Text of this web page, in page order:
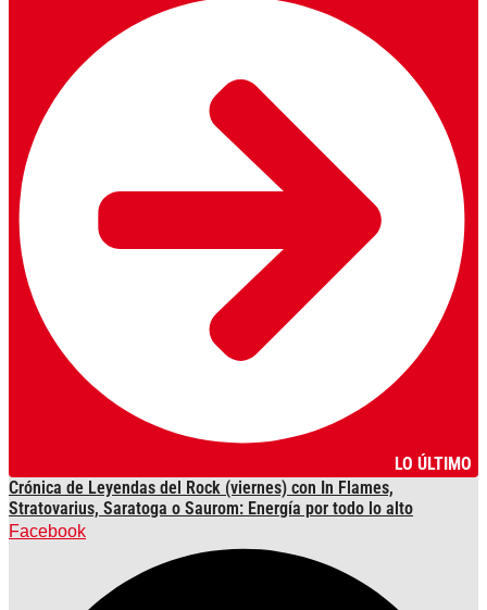
LO ÚLTIMO
Crónica de Leyendas del Rock (viernes) con In Flames,
Stratovarius, Saratoga o Saurom: Energía por todo lo alto
Facebook